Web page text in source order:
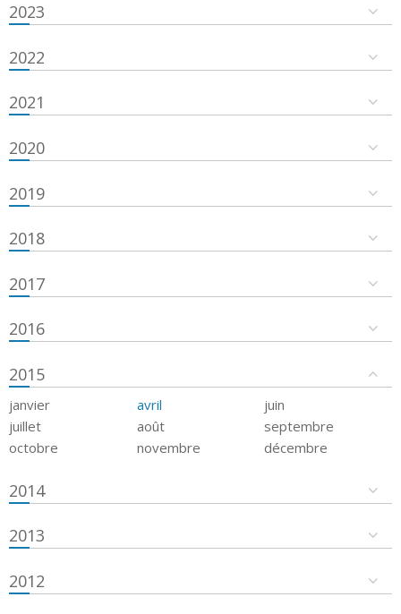
2023
2022
2021
2020
2019
2018
2017
2016
2015
janvier avril
juin
juillet
août
septembre
octobre
novembre décembre
2014
2013
2012